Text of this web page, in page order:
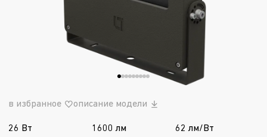
в избранное описание модели
26 Вт
1600 лм
62 лм/Вт